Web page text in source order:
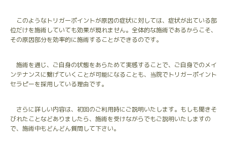
このようなトリガーポイントが原因の症状に対しては、症状が出ている部
位だけを施術していても効果が現れません。全体的な施術であるからこそ、
その原因部分を効率的に施術することができるのです。
施術を通じ、ご自身の状態をあらためて実感することで、ご自身でのメイ
ンテナンスに繋げていくことが可能になることも、当院でトリガーポイント
セラピーを採用している理由です。
さらに詳しい内容は、初回のご利用時にご説明いたします。もしも聞きそ
びれたことなどありましたら、施術を受けながらでもご説明いたしますの
で、施術中もどんどん質問して下さい。